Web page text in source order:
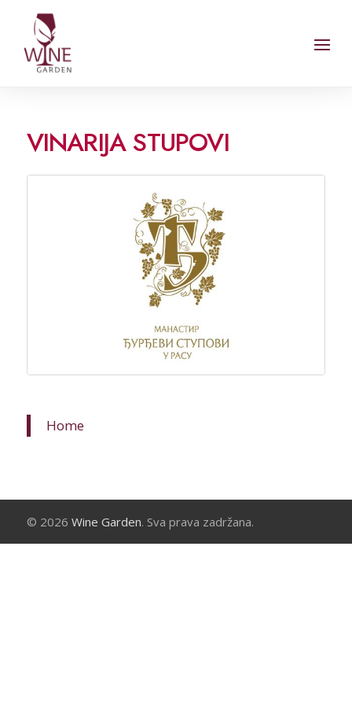
VINARIJA STUPOVI
Home
© 2026 Wine Garden. Sva prava zadržana.